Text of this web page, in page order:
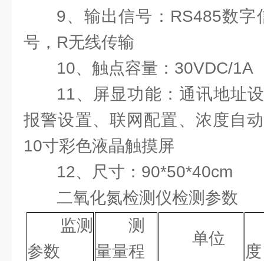
9、输出信号：RS485数字
号，R无线传输
10、触点容量：30VDC/1A
11、屏显功能：通讯地址
报警设置、联网配置、浓度自
10寸彩色液晶触摸屏
12、尺寸：90*50*40cm
二氧化氮检测仪检测参数
监测
参数
测
量量程
单位
度